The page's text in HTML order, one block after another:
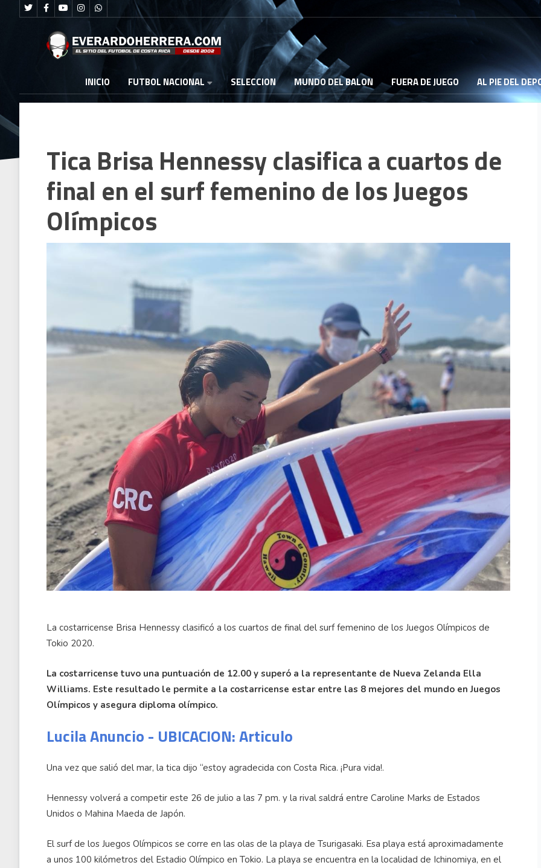
INICIO FUTBOL NACIONAL SELECCION MUNDO DEL BALON FUERA DE JUEGO AL PIE DEL
Tica Brisa Hennessy clasifica a cuartos de
final en el surf femenino de los Juegos
Olímpicos
La costarricense Brisa Hennessy clasificó a los cuartos de final del surf femenino de los Juegos Olímpicos de
Tokio 2020.
La costarricense tuvo una puntuación de 12.00 y superó a la representante de Nueva Zelanda Ella
Williams. Este resultado le permite a la costarricense estar entre las 8 mejores del mundo en Juegos
Olímpicos y asegura diploma olímpico.
Lucila Anuncio - UBICACION: Articulo
Una vez que salió del mar, la tica dijo “estoy agradecida con Costa Rica. ¡Pura vida!.
Hennessy volverá a competir este 26 de julio a las 7 pm. y la rival saldrá entre Caroline Marks de Estados
Unidos o Mahina Maeda de Japón.
El surf de los Juegos Olímpicos se corre en las olas de la playa de Tsurigasaki. Esa playa está aproximadamente
a unos 100 kilómetros del Estadio Olímpico en Tokio. La playa se encuentra en la localidad de Ichinomiya, en el